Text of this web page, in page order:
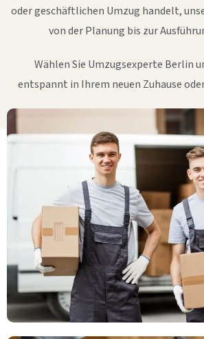
oder geschäftlichen Umzug handelt,
von der Planung bis zur
Wählen Sie Umzugsexperte Berlin
entspannt in Ihrem neuen Zuhause